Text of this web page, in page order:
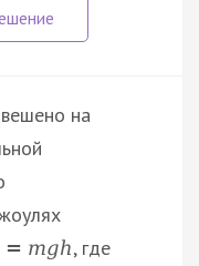
на
= mgh, где